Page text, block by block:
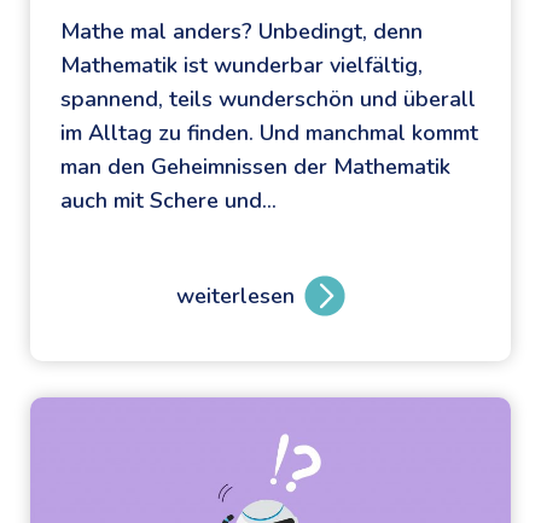
Mathe mal anders? Unbedingt, denn
Mathematik ist wunderbar vielfältig,
spannend, teils wunderschön und überall
im Alltag zu finden. Und manchmal kommt
man den Geheimnissen der Mathematik
auch mit Schere und…
weiterlesen
M
b
a